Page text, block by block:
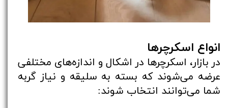
انواع اسکرچرها
در بازار، اسکرچرها در اشکال و اندازه‌های مختلفی
عرضه می‌شوند که بسته به سلیقه و نیاز گربه
شما می‌توانند انتخاب شوند: